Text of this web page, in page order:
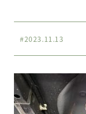
#2023.11.13